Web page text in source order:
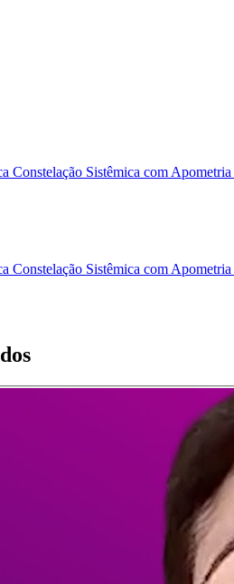
Constelação Sistêmica com Apometria
Constelação Sistêmica com Apometria